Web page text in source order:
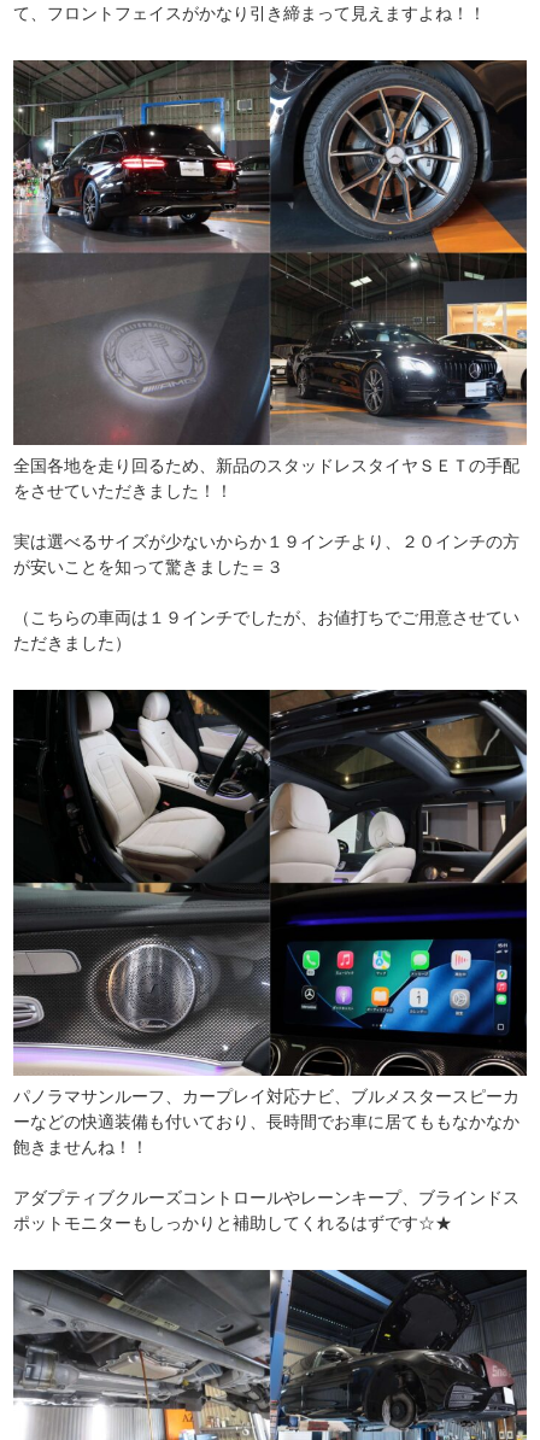
て、フロントフェイスがかなり引き締まって見えますよね！！
全国各地を走り回るため、新品のスタッドレスタイヤＳＥＴの手配
をさせていただきました！！
実は選べるサイズが少ないからか１９インチより、２０インチの方
が安いことを知って驚きました＝３
（こちらの車両は１９インチでしたが、お値打ちでご用意させてい
ただきました）
パノラマサンルーフ、カープレイ対応ナビ、ブルメスタースピーカ
ーなどの快適装備も付いており、長時間でお車に居てももなかなか
飽きませんね！！
アダプティブクルーズコントロールやレーンキープ、ブラインドス
ポットモニターもしっかりと補助してくれるはずです☆★